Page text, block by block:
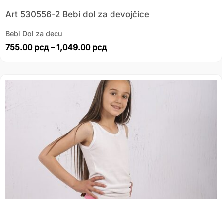
Art 530556-2 Bebi dol za devojčice
Bebi Dol za decu
755.00 рсд – 1,049.00 рсд
Распон
цена:
од
237.00 рсд
до
277.00 рсд